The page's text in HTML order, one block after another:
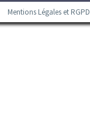
Mentions Légales et RGPD